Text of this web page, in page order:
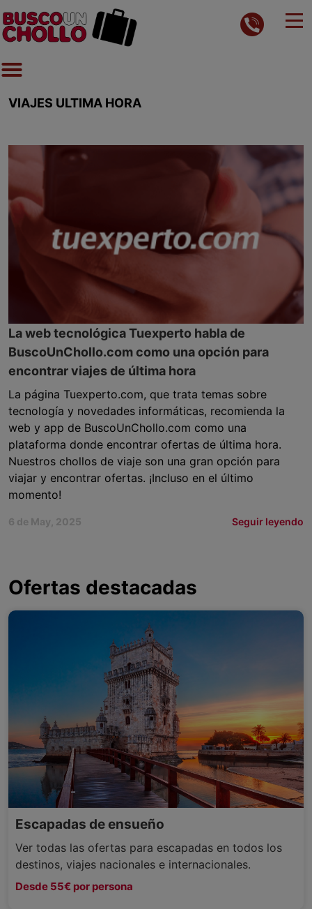
VIAJES ULTIMA HORA
La web tecnológica Tuexperto habla de
BuscoUnChollo.com como una opción para
encontrar viajes de última hora
La página Tuexperto.com, que trata temas sobre
tecnología y novedades informáticas, recomienda la
web y app de BuscoUnChollo.com como una
plataforma donde encontrar ofertas de última hora.
Nuestros chollos de viaje son una gran opción para
viajar y encontrar ofertas. ¡Incluso en el último
momento!
6 de May, 2025 Seguir leyendo
Ofertas destacadas
Escapadas de ensueño
Ver todas las ofertas para escapadas en todos los
destinos, viajes nacionales e internacionales.
Desde 55€ por persona